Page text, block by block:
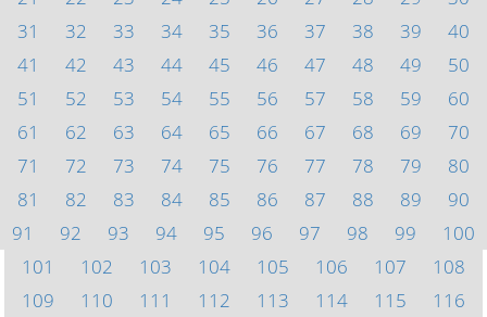
31
32 33 34 35 36 37 38 39
40
41
42 43 44 45 46 47 48 49
50
51
52 53 54 55 56 57 58 59
60
61
62 63 64 65 66 67 68 69
70
71
72 73 74 75 76 77 78 79
80
81
82 83 84 85 86 87 88 89
90
91
92 93 94 95 96 97 98 99
100
101
102 103 104 105 106 107
108
109
110 111 112 113 114 115
116